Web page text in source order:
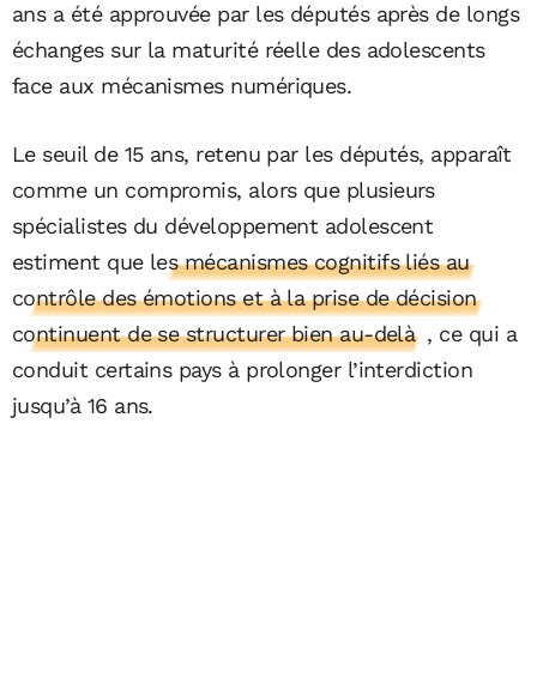
ans a été approuvée par les députés après de longs
échanges sur la maturité réelle des adolescents
face aux mécanismes numériques.
Le seuil de 15 ans, retenu par les députés, apparaît
comme un compromis, alors que plusieurs
spécialistes du développement adolescent
estiment que les mécanismes cognitifs liés au
contrôle des émotions et à la prise de décision
continuent de se structurer bien au-delà , ce qui a
conduit certains pays à prolonger l’interdiction
jusqu’à 16 ans.